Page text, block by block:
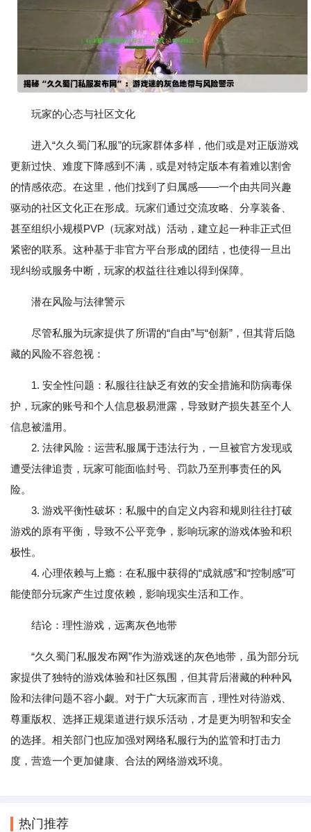
玩家的心态与社区文化
进入“久久蜀门私服”的玩家群体多样，他们或是对正版游戏
更新过快、难度下降感到不满，或是对特定版本有着难以割舍
的情感依恋。在这里，他们找到了归属感——一个由共同兴趣
驱动的社区文化正在形成。玩家们通过交流攻略、分享装备、
甚至组织小规模PVP（玩家对战）活动，建立起一种非正式但
紧密的联系。这种基于非官方平台形成的团结，也使得一旦出
现纠纷或服务中断，玩家的权益往往难以得到保障。
潜在风险与法律警示
尽管私服为玩家提供了所谓的“自由”与“创新”，但其背后隐
藏的风险不容忽视：
1. 安全性问题：私服往往缺乏有效的安全措施和防病毒保
护，玩家的账号和个人信息极易泄露，导致财产损失甚至个人
信息被滥用。
2. 法律风险：运营私服属于违法行为，一旦被官方发现或
遭受法律追责，玩家可能面临封号、罚款乃至刑事责任的风
险。
3. 游戏平衡性破坏：私服中的自定义内容和规则往往打破
游戏的原有平衡，导致不公平竞争，影响玩家的游戏体验和积
极性。
4. 心理依赖与上瘾：在私服中获得的“成就感”和“控制感”可
能使部分玩家产生过度依赖，影响现实生活和工作。
结论：理性游戏，远离灰色地带
“久久蜀门私服发布网”作为游戏迷的灰色地带，虽为部分玩
家提供了独特的游戏体验和社区氛围，但其背后潜藏的种种风
险和法律问题不容小觑。对于广大玩家而言，理性对待游戏、
尊重版权、选择正规渠道进行娱乐活动，才是更为明智和安全
的选择。相关部门也应加强对网络私服行为的监管和打击力
度，营造一个更加健康、合法的网络游戏环境。
热门推荐